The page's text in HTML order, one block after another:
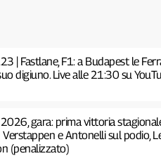
| Fastlane, F1: a Budapest le
digiuno. Live alle 21:30 su
2026, gara: prima vittoria
e Antonelli sul podio,
(penalizzato)